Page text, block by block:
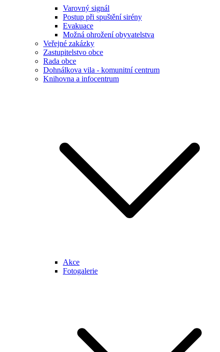
Varovný signál
Postup při spuštění sirény
Evakuace
Možná ohrožení obyvatelstva
Veřejné zakázky
Zastupitelstvo obce
Rada obce
Dohnálkova vila - komunitní centrum
Knihovna a infocentrum
Akce
Fotogalerie